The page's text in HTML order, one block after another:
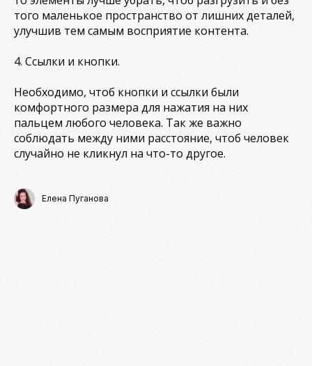
того маленькое пространство от лишних деталей,
улучшив тем самым восприятие контента.
4. Ссылки и кнопки.
Необходимо, чтоб кнопки и ссылки были
комфортного размера для нажатия на них
пальцем любого человека. Так же важно
соблюдать между ними расстояние, чтоб человек
случайно не кликнул на что-то другое.
Елена Пуганова
НАВЕРХ
Согласие на обработку персональных данных